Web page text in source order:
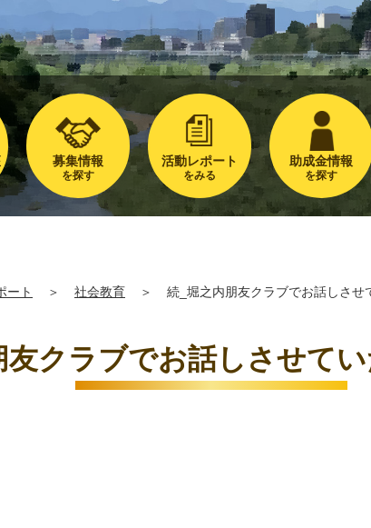
募集情報
を探す
活動レポート
をみる
助成金情報
を探す
ート ＞ 社会教育 ＞ 続_堀之内朋友クラブでお話しさせ
クラブでお話しさせてい